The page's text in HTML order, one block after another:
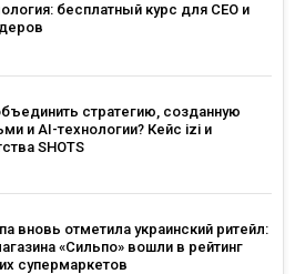
бесплатный курс для CEO и
стратегию, созданную
и AI-технологии? Кейс izi и
SHOTS
вновь отметила украинский ритейл:
«Сильпо» вошли в рейтинг
супермаркетов